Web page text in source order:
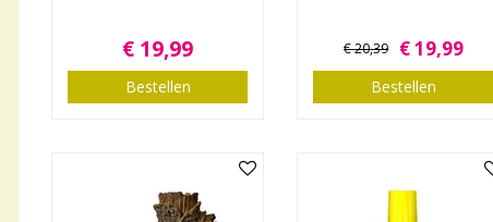
€ 19,99
Bestellen
€20,39 €19,99
Bestellen